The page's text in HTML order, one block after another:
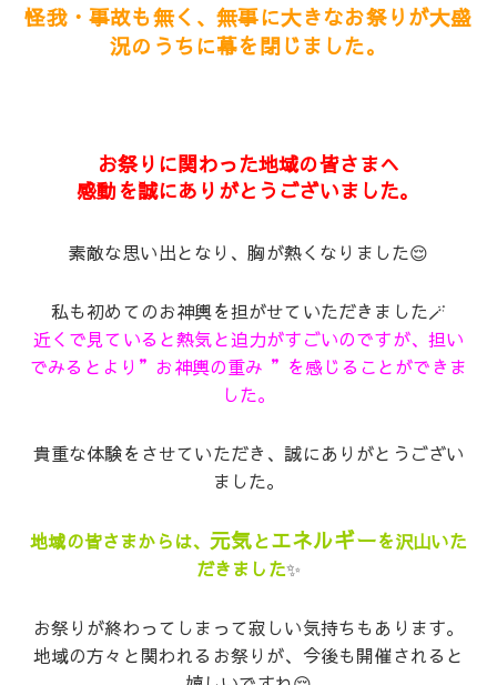
怪我・事故も無く、無事に大きなお祭りが大盛
況のうちに幕を閉じました。
お祭りに関わった地域の皆さまへ
感動を誠にありがとうございました。
素敵な思い出となり、胸が熱くなりました😌
私も初めてのお神輿を担がせていただきました🪄
近くで見ていると熱気と迫力がすごいのですが、担い
でみるとより”お神輿の重み ”を感じることができま
した。
貴重な体験をさせていただき、誠にありがとうござい
ました。
地域の皆さまからは、 元気とエネルギーを沢山いた
だきました✨
お祭りが終わってしまって寂しい気持ちもあります。
地域の方々と関われるお祭りが、今後も開催されると